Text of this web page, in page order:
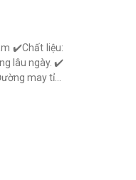
✔️Chất liệu:
lâu ngày. ✔️
may tỉ...